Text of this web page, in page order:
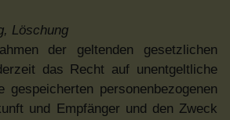
Löschung
der geltenden gesetzlichen
das Recht auf unentgeltliche
personenbezogenen
und Empfänger und den Zweck